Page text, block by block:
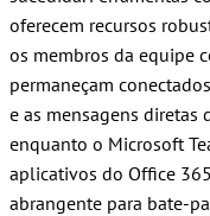
oferecem recursos
os membros da equipe
permaneçam
e as mensagens diretas
enquanto o Microsoft
aplicativos do Office
abrangente para bate-